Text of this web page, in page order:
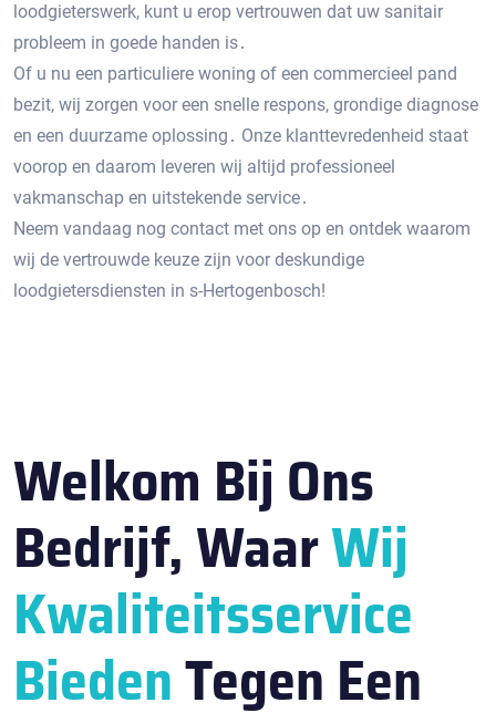
loodgieterswerk, kunt u erop vertrouwen dat uw sanitair
probleem in goede handen is․
Of u nu een particuliere woning of een commercieel pand
bezit, wij zorgen voor een snelle respons, grondige diagnose
en een duurzame oplossing․ Onze klanttevredenheid staat
voorop en daarom leveren wij altijd professioneel
vakmanschap en uitstekende service․
Neem vandaag nog contact met ons op en ontdek waarom
wij de vertrouwde keuze zijn voor deskundige
loodgietersdiensten in s-Hertogenbosch!​
Welkom Bij Ons
Bedrijf, WaarWij
Kwaliteitsservice
BiedenTegen Een